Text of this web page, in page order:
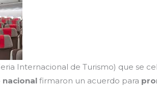
Internacional de Turismo) que se
nacional firmaron un acuerdo para